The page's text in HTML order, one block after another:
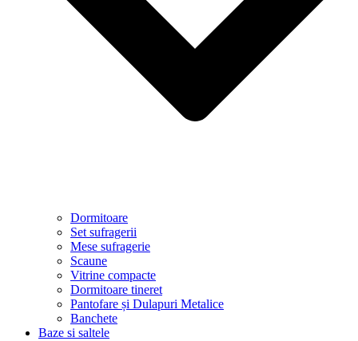
Dormitoare
Set sufragerii
Mese sufragerie
Scaune
Vitrine compacte
Dormitoare tineret
Pantofare și Dulapuri Metalice
Banchete
Baze si saltele